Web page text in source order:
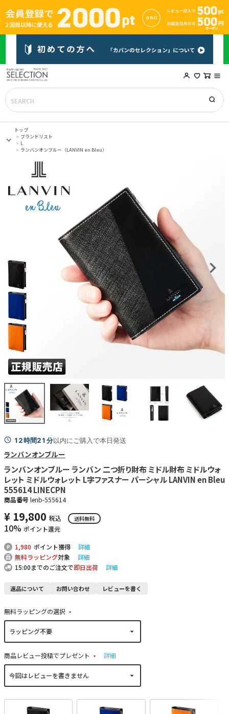
トップ
ブランドリスト
L
ランバンオンブルー（LANVIN en Bleu）
12時間21分以内にご購入で本日発送
ランバンオンブルー
ランバンオンブルー ランバン 二つ折り財布 ミドル財布 ミドルウォ
レット ミドルウォレット L字ファスナー パーシャル LANVIN en Bleu
555614 LINECPN
商品番号 lenb-555614
¥ 19,800 税込 送料無料
10% ポイント還元
1,980 ポイント獲得
詳細
無料ラッピング対象
詳細
15:00までのご注文で即日出荷 詳細
返品について お問い合わせ レビューを書く
無料ラッピングの選択
(
商品レビュー投稿でプレゼント
(
詳細